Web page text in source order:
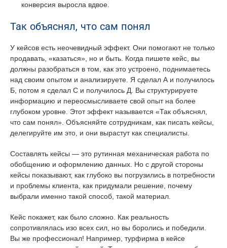
конверсия выросла вдвое.
Так объяснял, что сам понял
У кейсов есть неочевидный эффект. Они помогают не только
продавать, «казаться», но и быть. Когда пишете кейс, вы
должны разобраться в том, как это устроено, поднимаетесь
над своим опытом и анализируете. Я сделал А и получилось
Б, потом я сделал С и получилось Д. Вы структурируете
информацию и переосмысливаете свой опыт на более
глубоком уровне. Этот эффект называется «Так объяснял,
что сам понял». Объясняйте сотрудникам, как писать кейсы,
делегируйте им это, и они вырастут как специалисты.
Составлять кейсы — это рутинная механическая работа по
обобщению и оформлению данных. Но с другой стороны
кейсы показывают, как глубоко вы погрузились в потребности
и проблемы клиента, как придумали решение, почему
выбрали именно такой способ, такой материал.
Кейс покажет, как было сложно. Как реальность
сопротивлялась изо всех сил, но вы боролись и победили.
Вы же профессионал! Например, турфирма в кейсе